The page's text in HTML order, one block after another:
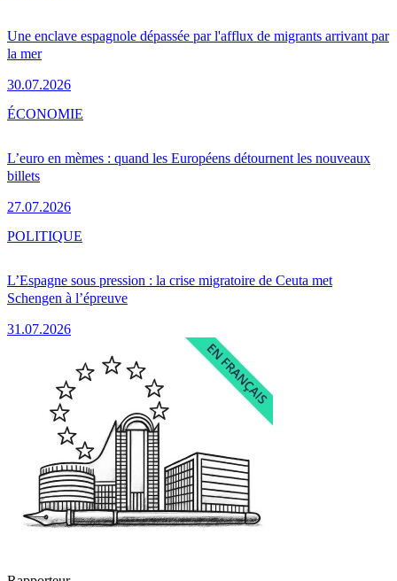
Une enclave espagnole dépassée par l'afflux de migrants arrivant par
la mer
30.07.2026
L’euro en mèmes : quand les Européens détournent les nouveaux
billets
27.07.2026
ÉCONOMIE
L’Espagne sous pression : la crise migratoire de Ceuta met
Schengen à l’épreuve
31.07.2026
POLITIQUE